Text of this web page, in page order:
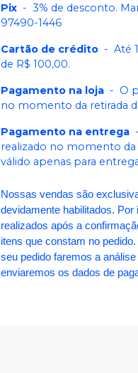
Pix - 3% de desconto.
97490-1446
Cartão de crédito - Até
de R$ 100,00.
Pagamento na loja - O
no momento da retirada
Pagamento na entrega -
realizado no momento
válido apenas para
Nossas vendas são
devidamente habilitados.
realizados após a
itens que constam no
seu pedido faremos a
enviaremos os dados de